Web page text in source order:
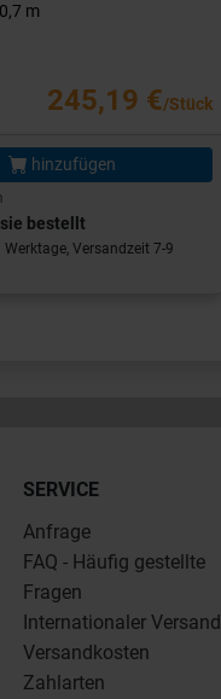
m
245,19 €/Stück
hinzufügen
bestellt
Werktage, Versandzeit 7-9
SERVICE
Anfrage
FAQ - Häufig gestellte
Fragen
Internationaler Versand
Versandkosten
Zahlarten